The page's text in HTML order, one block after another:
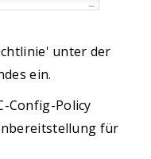
unter der
ein.
Config-Policy
für